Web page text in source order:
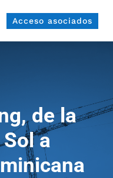
Acceso asociados
de la
a